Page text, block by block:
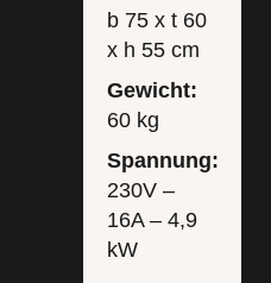
b 75 x t 60
x h 55 cm
Gewicht:
60 kg
Spannung:
230V –
16A – 4,9
kW